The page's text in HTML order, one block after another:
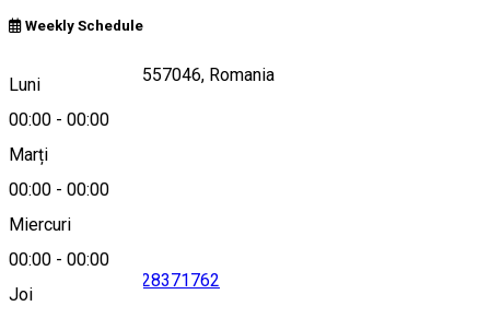
Weekly Schedule
Luni
00:00 - 00:00
Marți
00:00 - 00:00
Miercuri
00:00 - 00:00
Joi
146, Copșa Mare 557046, Romania
Hartă
0728371762